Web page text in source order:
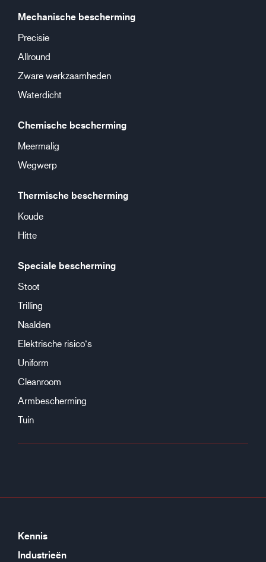
Mechanische bescherming
Precisie
Allround
Zware werkzaamheden
Waterdicht
Chemische bescherming
Meermalig
Wegwerp
Thermische bescherming
Koude
Hitte
Speciale bescherming
Stoot
Trilling
Naalden
Elektrische risico‘s
Uniform
Cleanroom
Armbescherming
Tuin
Kennis
Industrieën